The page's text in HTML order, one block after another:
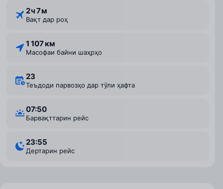
2 ⁠ч 7 ⁠м
Вақт дар роҳ
1 107 км
Масофаи байни шаҳрҳо
23
Теъдоди парвозҳо дар тӯли ҳафта
07:50
Барвақттарин рейс
23:55
Дертарин рейс